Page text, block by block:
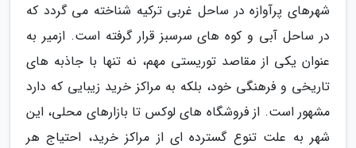
شهرهای پرآوازه در ساحل غربی ترکیه شناخته می گردد که
در ساحل آبی و کوه های سرسبز قرار گرفته است. ازمیر به
عنوان یکی از مقاصد توریستی مهم، نه تنها با جاذبه های
تاریخی و فرهنگی خود، بلکه به مراکز خرید زیبایی که دارد
مشهور است. از فروشگاه های لوکس تا بازارهای محلی، این
شهر به علت تنوع گسترده ای از مراکز خرید، احتیاج هر